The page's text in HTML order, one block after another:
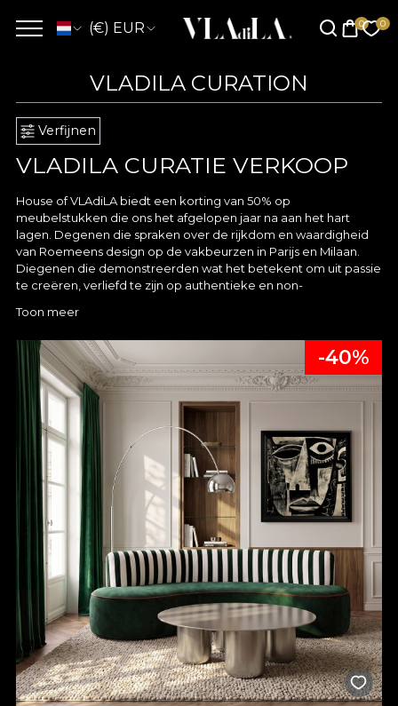
(€) EUR
VLADILA CURATION
Verfijnen
VLADILA CURATIE VERKOOP
House of VLAdiLA biedt een korting van 50% op
meubelstukken die ons het afgelopen jaar na aan het hart
lagen. Degenen die spraken over de rijkdom en waardigheid
van Roemeens design op de vakbeurzen in Parijs en Milaan.
Diegenen die demonstreerden wat het betekent om uit passie
te creëren, verliefd te zijn op authentieke en non-
onze vieringen, de sterren van recente interviews, het
Degenen die ons verhaal hebben bevolkt met hun charme en
elegantie en die wij hebben gekozen om het aan jou door te
geven. Want niets spreekt beter over kunst dan stukken
doordrenkt met herinneringen, met ervaringen, met mooi
geleefd leven en met vreugde.
Toon meer
-40%